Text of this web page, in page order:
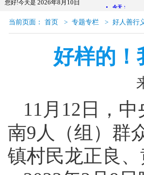
您好!今天是 2026年8月10日
当前页面： 首页 > 专题专栏 > 好人善行
好样的！
11月12日，
南9人（组）群
镇村民龙正良